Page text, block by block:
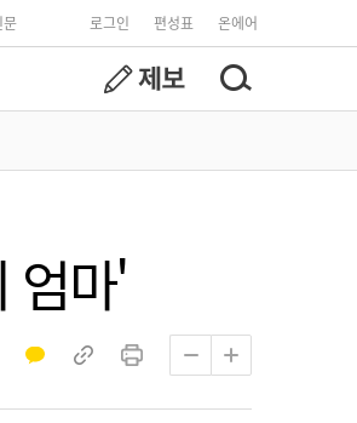
문 로그인 편성표 온에어
엄마'